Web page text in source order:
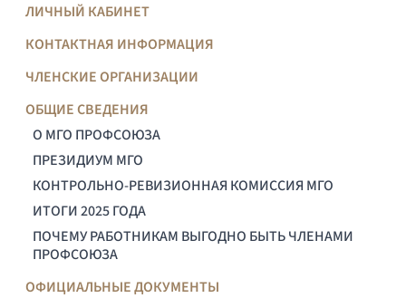
ЛИЧНЫЙ КАБИНЕТ
КОНТАКТНАЯ ИНФОРМАЦИЯ
ЧЛЕНСКИЕ ОРГАНИЗАЦИИ
ОБЩИЕ СВЕДЕНИЯ
О МГО ПРОФСОЮЗА
ПРЕЗИДИУМ МГО
КОНТРОЛЬНО-РЕВИЗИОННАЯ КОМИССИЯ МГО
ИТОГИ 2025 ГОДА
ПОЧЕМУ РАБОТНИКАМ ВЫГОДНО БЫТЬ ЧЛЕНАМИ
ПРОФСОЮЗА
ОФИЦИАЛЬНЫЕ ДОКУМЕНТЫ